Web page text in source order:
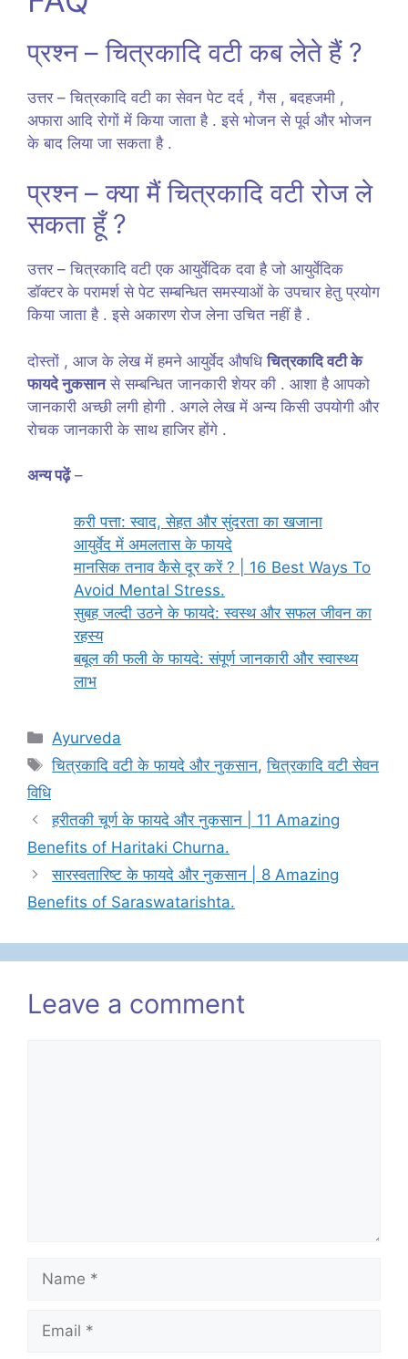
प्रश्न – चित्रकादि वटी कब लेते हैं ?
उत्तर – चित्रकादि वटी का सेवन पेट दर्द , गैस , बदहजमी ,
अफारा आदि रोगों में किया जाता है . इसे भोजन से पूर्व और भोजन
के बाद लिया जा सकता है .
प्रश्न – क्या मैं चित्रकादि वटी रोज ले
सकता हूँ ?
उत्तर – चित्रकादि वटी एक आयुर्वेदिक दवा है जो आयुर्वेदिक
डॉक्टर के परामर्श से पेट सम्बन्धित समस्याओं के उपचार हेतु प्रयोग
किया जाता है . इसे अकारण रोज लेना उचित नहीं है .
दोस्तों , आज के लेख में हमने आयुर्वेद औषधिचित्रकादि वटी के
फायदे नुकसानसे सम्बन्धित जानकारी शेयर की . आशा है आपको
जानकारी अच्छी लगी होगी . अगले लेख में अन्य किसी उपयोगी और
रोचक जानकारी के साथ हाजिर होंगे .
अन्य पढ़ें–
करी पत्ता: स्वाद, सेहत और सुंदरता का खजाना
आयुर्वेद में अमलतास के फायदे
मानसिक तनाव कैसे दूर करें ? | 16 Best Ways To
Avoid Mental Stress.
सुबह जल्दी उठने के फायदे: स्वस्थ और सफल जीवन का
रहस्य
बबूल की फली के फायदे: संपूर्ण जानकारी और स्वास्थ्य
लाभ
Categories
Ayurveda
Tags
चित्रकादि वटी के फायदे और नुकसान,चित्रकादि वटी सेवन
विधि
हरीतकी चूर्ण के फायदे और नुकसान | 11 Amazing
Benefits of Haritaki Churna.
सारस्वतारिष्ट के फायदे और नुकसान | 8 Amazing
Benefits of Saraswatarishta.
Leave a comment